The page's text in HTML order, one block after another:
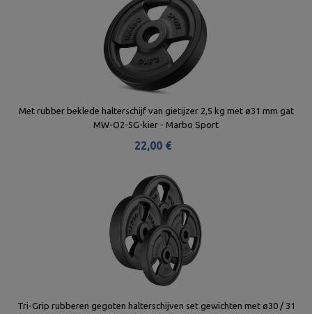
Met rubber beklede halterschijf van gietijzer 2,5 kg met ø31 mm gat
MW-O2-5G-kier - Marbo Sport
22,00 €
Tri-Grip rubberen gegoten halterschijven set gewichten met ø30 / 31